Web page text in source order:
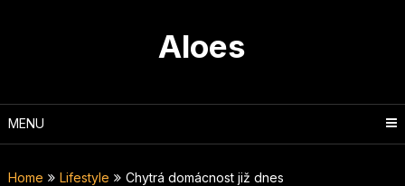
Aloes
MENU
Home Lifestyle Chytrá domácnost již dnes